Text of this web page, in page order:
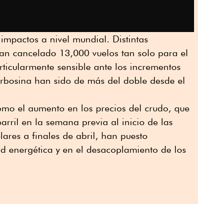
a nivel mundial. Distintas
cancelado 13,000 vuelos tan solo para el
sensible ante los incrementos
han sido de más del doble desde el
el aumento en los precios del crudo, que
en la semana previa al inicio de las
a finales de abril, han puesto
energética y en el desacoplamiento de los